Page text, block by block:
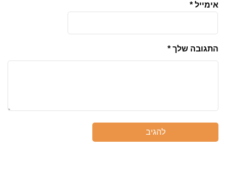
אימייל *
התגובה שלך *